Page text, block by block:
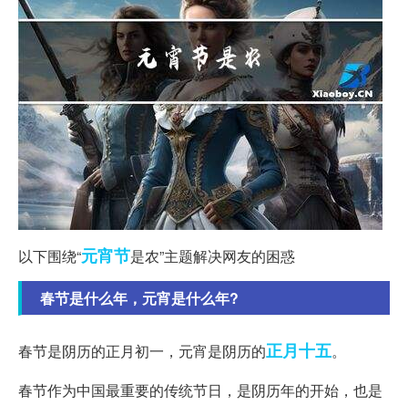
以下围绕“元宵节是农”主题解决网友的困惑
春节是什么年，元宵是什么年?
春节是阴历的正月初一，元宵是阴历的正月十五。
春节作为中国最重要的传统节日，是阴历年的开始，也是